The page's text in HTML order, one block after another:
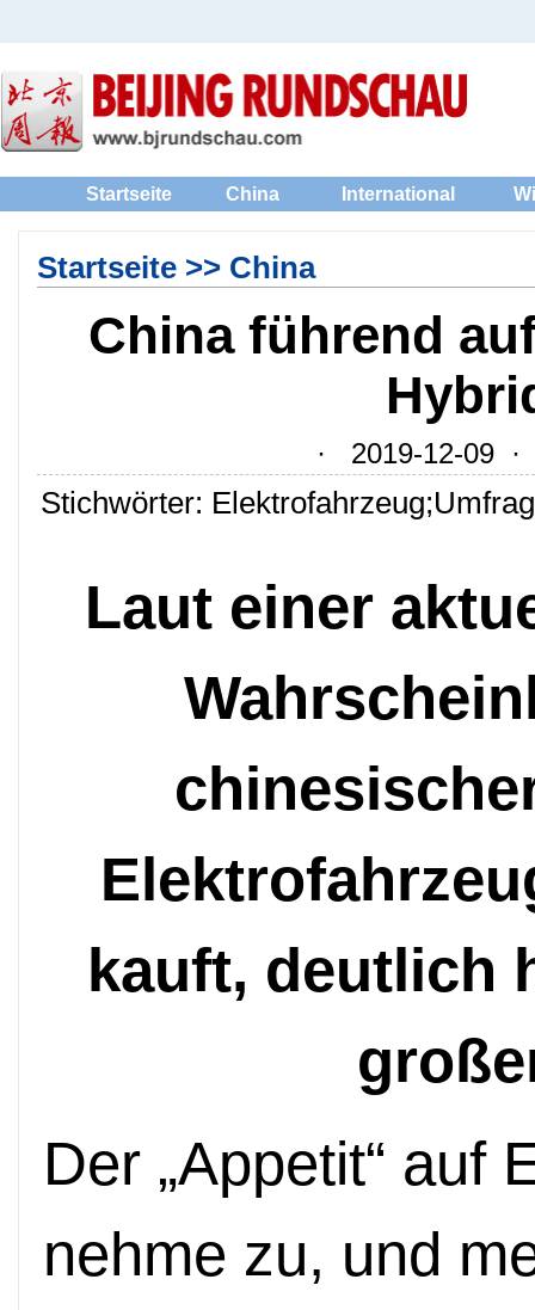
Startseite China International
Startseite>> China
China führend
· 2019-12-09 ·
Stichwörter:
Laut einer
kauft, deutlich
Der „Appetit“ auf
nehme zu, und